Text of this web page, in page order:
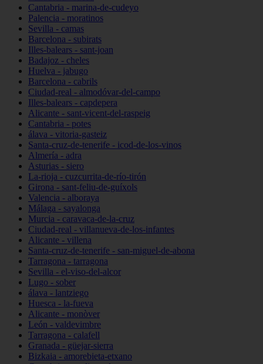
Cantabria - marina-de-cudeyo
Palencia - moratinos
Sevilla - camas
Barcelona - subirats
Illes-balears - sant-joan
Badajoz - cheles
Huelva - jabugo
Barcelona - cabrils
Ciudad-real - almodóvar-del-campo
Illes-balears - capdepera
Alicante - sant-vicent-del-raspeig
Cantabria - potes
álava - vitoria-gasteiz
Santa-cruz-de-tenerife - icod-de-los-vinos
Almería - adra
Asturias - siero
La-rioja - cuzcurrita-de-río-tirón
Girona - sant-feliu-de-guíxols
Valencia - alboraya
Málaga - sayalonga
Murcia - caravaca-de-la-cruz
Ciudad-real - villanueva-de-los-infantes
Alicante - villena
Santa-cruz-de-tenerife - san-miguel-de-abona
Tarragona - tarragona
Sevilla - el-viso-del-alcor
Lugo - sober
álava - lantziego
Huesca - la-fueva
Alicante - monòver
León - valdevimbre
Tarragona - calafell
Granada - güejar-sierra
Bizkaia - amorebieta-etxano